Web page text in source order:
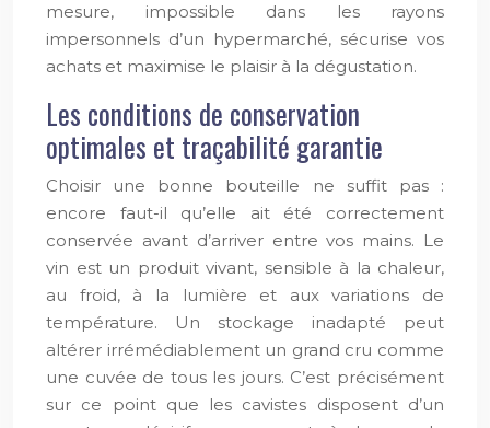
mesure, impossible dans les rayons
impersonnels d’un hypermarché, sécurise vos
achats et maximise le plaisir à la dégustation.
Les conditions de conservation
optimales et traçabilité garantie
Choisir une bonne bouteille ne suffit pas :
encore faut-il qu’elle ait été correctement
conservée avant d’arriver entre vos mains. Le
vin est un produit vivant, sensible à la chaleur,
au froid, à la lumière et aux variations de
température. Un stockage inadapté peut
altérer irrémédiablement un grand cru comme
une cuvée de tous les jours. C’est précisément
sur ce point que les cavistes disposent d’un